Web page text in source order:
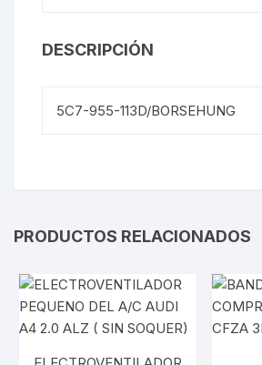
DESCRIPCIÓN
5C7-955-113D/BORSEHUNG
PRODUCTOS RELACIONADOS